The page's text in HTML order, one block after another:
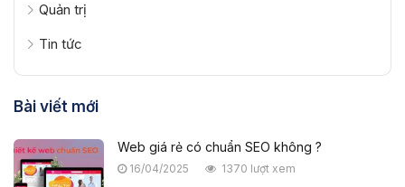
Quản trị
Tin tức
Bài viết mới
Web giá rẻ có chuẩn SEO không ?
16/04/2025 1370 lượt xem